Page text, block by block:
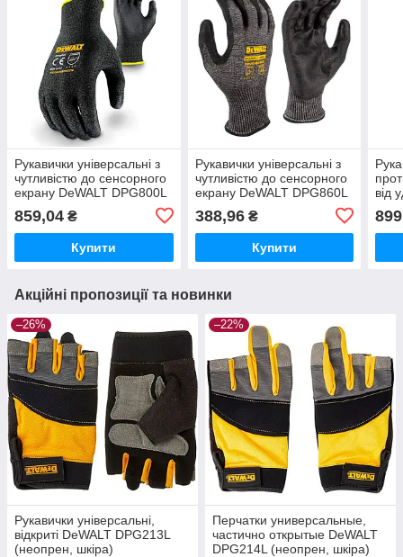
Рукавички універсальні з
чутливістю до сенсорного
екрану DeWALT DPG800L
859,04 ₴
Купити
Рукавички універсальні з
чутливістю до сенсорного
екрану DeWALT DPG860L
скловолокно, поліуретан)
388,96₴
Купити
від
Акційні пропозиції та новинки
–26%
Рукавички універсальні,
відкриті DeWALT DPG213L
(неопрен, шкіра)
–22%
Перчатки универсальные,
частично открытые DeWALT
DPG214L (неопрен, шкіра)